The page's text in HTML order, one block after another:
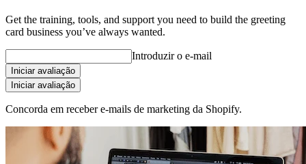
Get the training, tools, and support you need to build the greeting
card business you’ve always wanted.
Introduzir o e-mail
Iniciar avaliação
Iniciar avaliação
Concorda em receber e-mails de marketing da Shopify.